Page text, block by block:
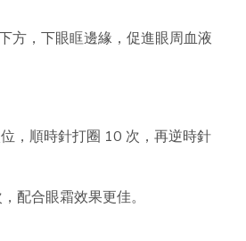
方，下眼眶邊緣，促進眼周血液
，順時針打圈 10 次，再逆時針
配合眼霜效果更佳。